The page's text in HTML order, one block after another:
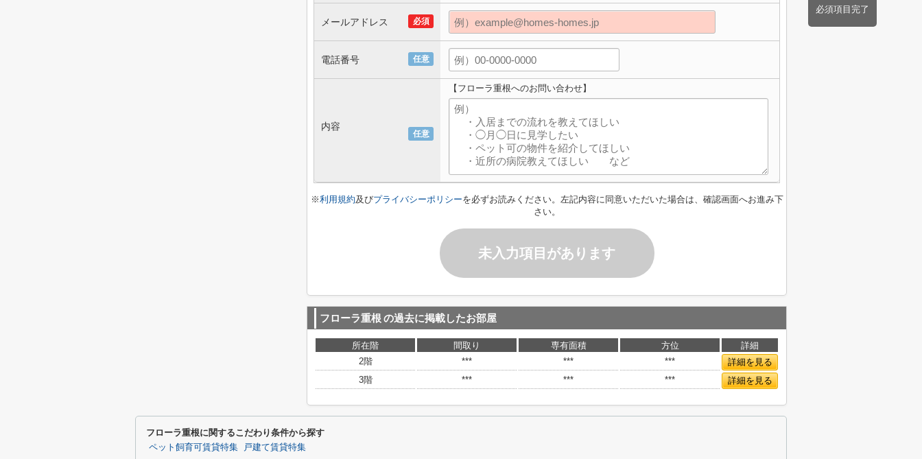
必須項目完了
必須
メールアドレス
任意
電話番号
任意
内容
【フローラ重根へのお問い合わせ】
※利用規約及びプライバシーポリシーを必ずお読みください。左記内容に同意いただいた場合は、確認画面へお進み下
さい。
未入力項目があります
フローラ重根 の過去に掲載したお部屋
所在階 間取り 専有面積 方位
詳細
2階
*** *** ***
詳細を見る
3階
*** *** *** 詳細を見る
フローラ重根に関するこだわり条件から探す
ペット飼育可賃貸特集 戸建て賃貸特集